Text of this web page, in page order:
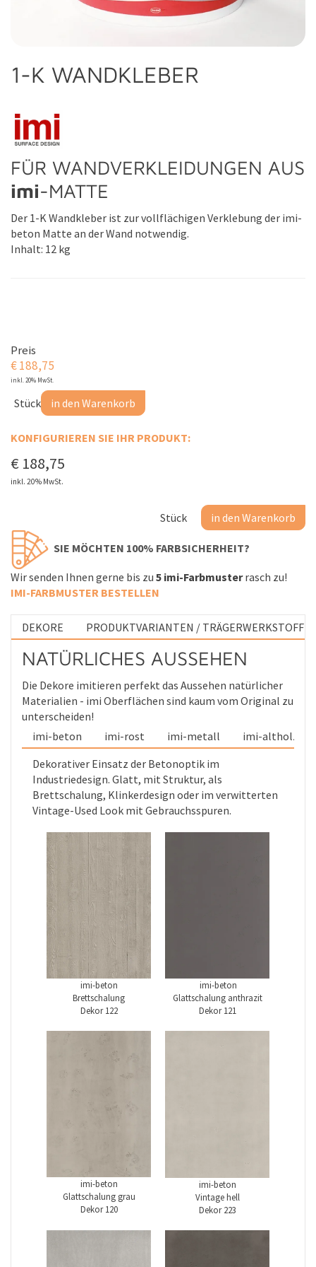
imi-altholz
Zubehör imi-Fassade
1-K WANDKLEBER
FÜR WANDVERKLEIDUNGEN AUS
imi-MATTE
Der 1-K Wandkleber ist zur vollflächigen Verklebung der imi-
beton Matte an der Wand notwendig.
Inhalt: 12 kg
Preis
€188,75
inkl. 20% MwSt.
Stück in den Warenkorb
KONFIGURIEREN SIE IHR PRODUKT:
€ 188,75
inkl. 20% MwSt.
Stück in den Warenkorb
SIE MÖCHTEN 100% FARBSICHERHEIT?
Wir senden Ihnen gerne bis zu 5 imi-Farbmusterrasch zu!
IMI-FARBMUSTER BESTELLEN
DEKORE PRODUKTVARIANTEN / TRÄGERWERKSTOFFE
NATÜRLICHES AUSSEHEN
Die Dekore imitieren perfekt das Aussehen natürlicher
Materialien - imi Oberflächen sind kaum vom Original zu
unterscheiden!
imi-beton
imi-rost imi-metall
imi-altholz
Dekorativer Einsatz der Betonoptik im
Industriedesign. Glatt, mit Struktur, als
Brettschalung, Klinkerdesign oder im verwitterten
Vintage-Used Look mit Gebrauchsspuren.
imi-beton
Brettschalung
Dekor 122
imi-beton
Glattschalung anthrazit
Dekor 121
imi-beton
Glattschalung grau
Dekor 120
imi-beton
Vintage hell
Dekor 223